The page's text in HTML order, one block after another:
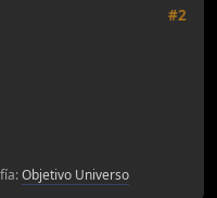
#2
Objetivo Universo